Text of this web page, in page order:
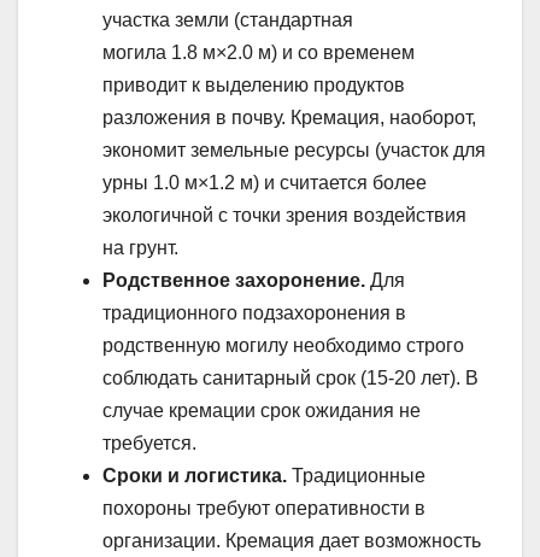
участка земли (стандартная
могила 1.8 м×2.0 м) и со временем
приводит к выделению продуктов
разложения в почву. Кремация, наоборот,
экономит земельные ресурсы (участок для
урны 1.0 м×1.2 м) и считается более
экологичной с точки зрения воздействия
на грунт.
Родственное захоронение. Для
традиционного подзахоронения в
родственную могилу необходимо строго
соблюдать санитарный срок (15-20 лет). В
случае кремации срок ожидания не
требуется.
Сроки и логистика. Традиционные
похороны требуют оперативности в
организации. Кремация дает возможность